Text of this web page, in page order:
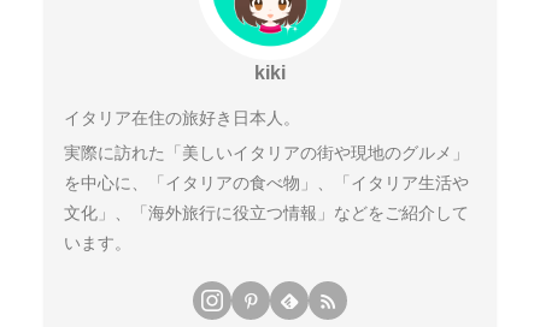
kiki
イタリア在住の旅好き日本人。
実際に訪れた「美しいイタリアの街や現地のグルメ」
を中心に、「イタリアの食べ物」、「イタリア生活や
文化」、「海外旅行に役立つ情報」などをご紹介して
います。